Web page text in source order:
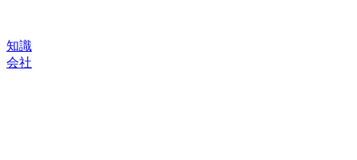
知識
会社